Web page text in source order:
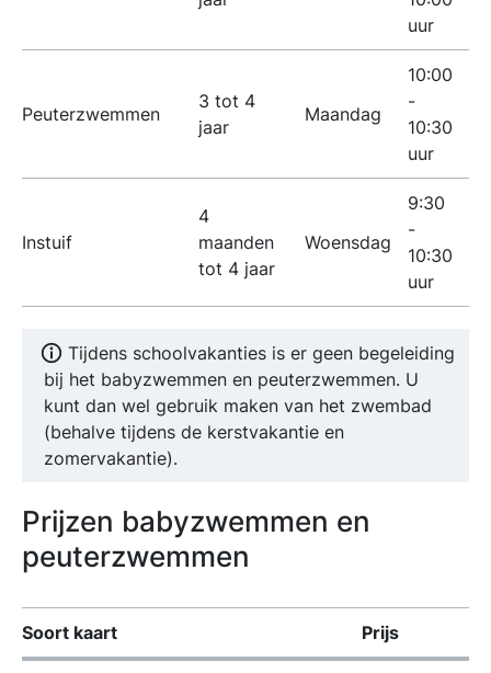
uur
Peuterzwemmen
3 tot 4
jaar
Maandag
10:00
-
10:30
uur
Instuif
4
maanden
tot 4 jaar
Woensdag
9:30
-
10:30
uur
Tijdens schoolvakanties is er geen begeleiding
bij het babyzwemmen en peuterzwemmen. U
kunt dan wel gebruik maken van het zwembad
(behalve tijdens de kerstvakantie en
zomervakantie).
Prijzen babyzwemmen en
peuterzwemmen
Soort kaart Prijs